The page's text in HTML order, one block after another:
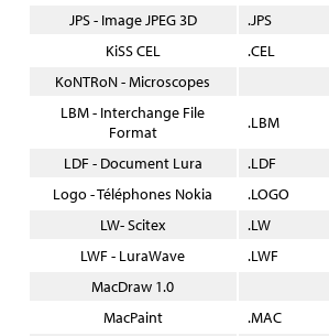
JPS - Image JPEG 3D
.JPS
KiSS CEL
.CEL
KoNTRoN - Microscopes
LBM - Interchange File
Format
.LBM
LDF - Document Lura
.LDF
Logo - Téléphones Nokia
.LOGO
LW- Scitex
.LW
LWF - LuraWave
.LWF
MacDraw 1.0
MacPaint
.MAC